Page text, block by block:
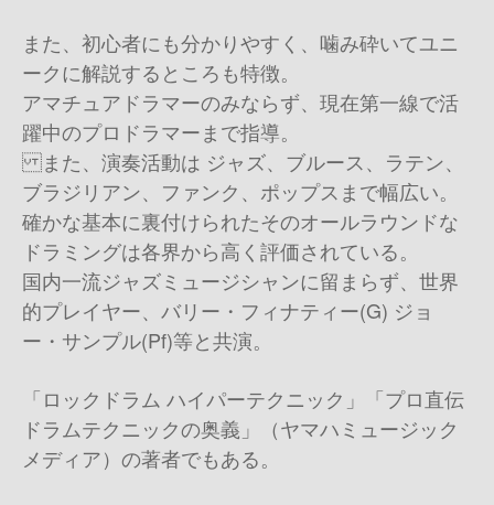
また、初心者にも分かりやすく、噛み砕いてユニ
ークに解説するところも特徴。
アマチュアドラマーのみならず、現在第一線で活
躍中のプロドラマーまで指導。
また、演奏活動は ジャズ、ブルース、ラテン、
ブラジリアン、ファンク、ポップスまで幅広い。
確かな基本に裏付けられたそのオールラウンドな
ドラミングは各界から高く評価されている。
国内一流ジャズミュージシャンに留まらず、世界
的プレイヤー、バリー・フィナティー(G) ジョ
ー・サンプル(Pf)等と共演。
「ロックドラム ハイパーテクニック」「プロ直伝
ドラムテクニックの奥義」（ヤマハミュージック
メディア）の著者でもある。